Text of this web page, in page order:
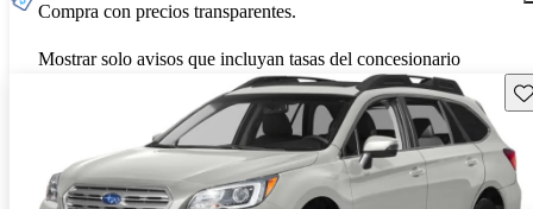
Compra con precios transparentes.
Mostrar solo avisos que incluyan tasas del concesionario